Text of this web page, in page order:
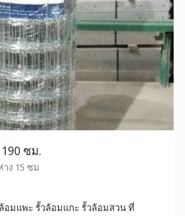
ซม.
ง 15 ซม
อมแพะ รั้วล้อมแกะ รั้วล้อมสวน ที่